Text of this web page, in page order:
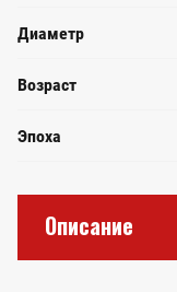
Диаметр
Возраст
Эпоха
Описание